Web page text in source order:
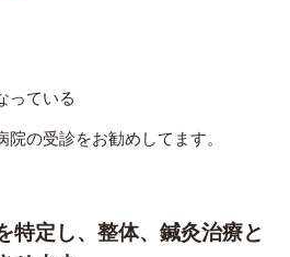
っている
の受診をお勧めしてます。
特定し、整体、鍼灸治療と